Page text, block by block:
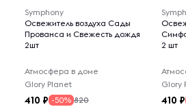
Symphony
Освежитель воздуха Сады
Прованса и Свежесть дождя
2шт
Атмосфера в доме
Glory Planet
410 -50% 820
2 шт
Glory
410